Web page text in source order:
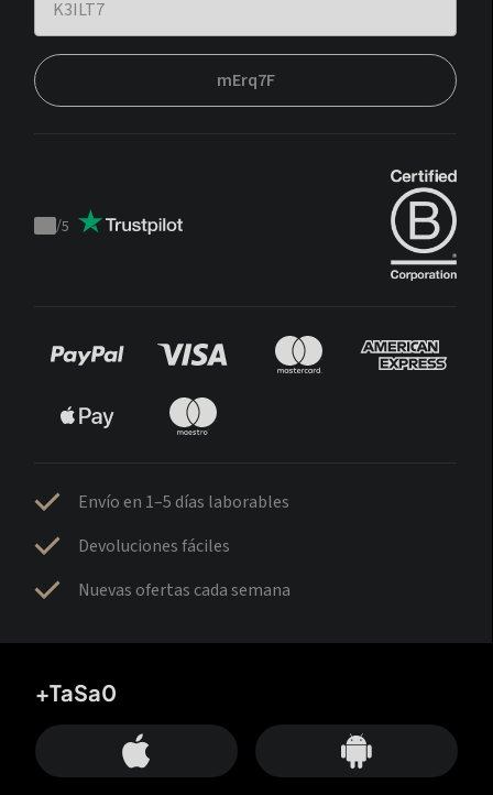
mErq7F
Trustpilot
/5
Envío en 1–5 días laborables
Devoluciones fáciles
Nuevas ofertas cada semana
+TaSa0